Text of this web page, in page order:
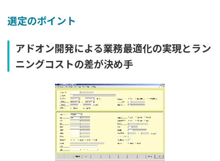
選定のポイント
アドオン開発による業務最適化の実現とラン
ニングコストの差が決め手